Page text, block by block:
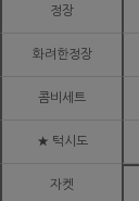
정장
화려한정장
콤비세트
★ 턱시도
자켓